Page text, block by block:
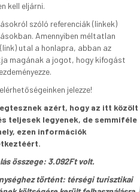
kell eljárni.
szóló referenciák (linkek)
Amennyiben méltatlan
utal a honlapra, abban az
magának a jogot, hogy kifogást
jelezze!
azért, hogy az itt közölt
teljesek legyenek, de semmiféle
ezen információk
összege: 3.092Ft volt.
történt: térségi turisztikai